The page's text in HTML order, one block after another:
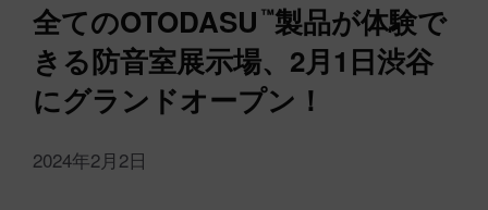
全てのOTODASU ™製品が体験で
きる防音室展示場、2月1日渋谷
にグランドオープン！
2024年2月2日